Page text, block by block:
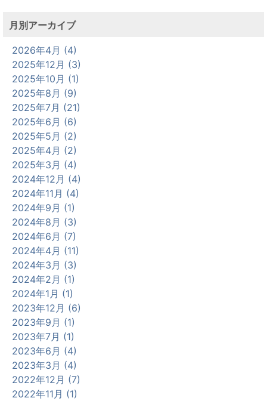
月別アーカイブ
2026年4月 (4)
2025年12月 (3)
2025年10月 (1)
2025年8月 (9)
2025年7月 (21)
2025年6月 (6)
2025年5月 (2)
2025年4月 (2)
2025年3月 (4)
2024年12月 (4)
2024年11月 (4)
2024年9月 (1)
2024年8月 (3)
2024年6月 (7)
2024年4月 (11)
2024年3月 (3)
2024年2月 (1)
2024年1月 (1)
2023年12月 (6)
2023年9月 (1)
2023年7月 (1)
2023年6月 (4)
2023年3月 (4)
2022年12月 (7)
2022年11月 (1)